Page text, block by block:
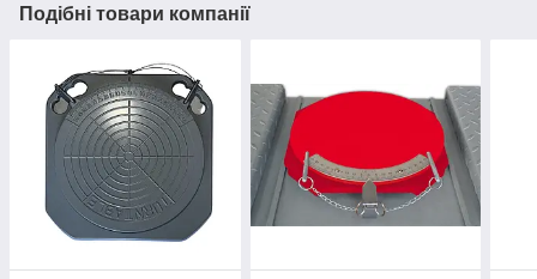
Подібні товари компанії